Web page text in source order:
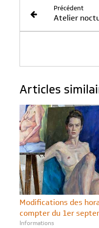
Précédent
Atelier
Articles
Modifications des
compter du 1er
Informations